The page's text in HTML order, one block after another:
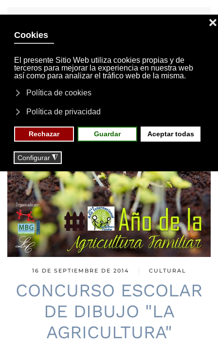
INVITACIONES
MI CUENTA
16 DE SEPTIEMBRE DE 2014 CULTURAL
CONCURSO ESCOLAR
DE DIBUJO "LA
AGRICULTURA"